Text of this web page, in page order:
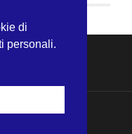
di
personali.